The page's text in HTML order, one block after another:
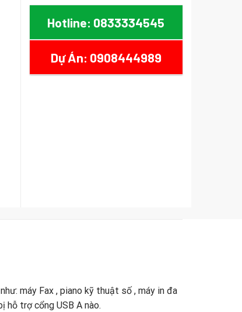
dây dù bọc nhôm cao cấp số lượng
Hotline: 0833334545
Dự Án: 0908444989
máy Fax , piano kỹ thuật số , máy in đa
hỗ trợ cổng USB A nào.